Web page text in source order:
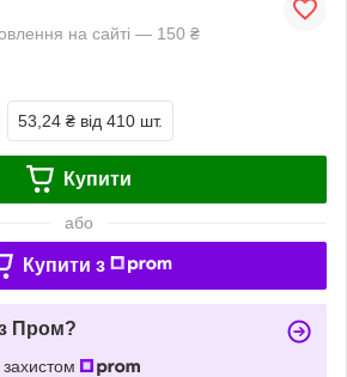
на сайті — 150 ₴
53,24 ₴ від 410 шт.
Купити
або
Купити з
Пром?